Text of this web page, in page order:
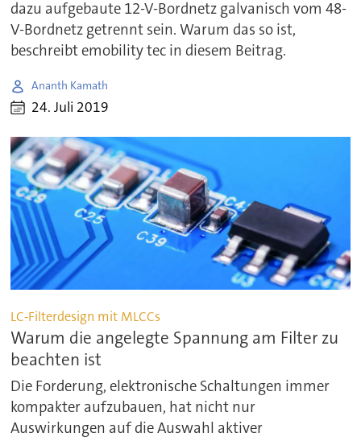
dazu aufgebaute 12-V-Bordnetz galvanisch vom 48-
V-Bordnetz getrennt sein. Warum das so ist,
beschreibt emobility tec in diesem Beitrag.
Ananth Kamath
24. Juli 2019
LC-Filterdesign mit MLCCs
Warum die angelegte Spannung am Filter zu
beachten ist
Die Forderung, elektronische Schaltungen immer
kompakter aufzubauen, hat nicht nur
Auswirkungen auf die Auswahl aktiver